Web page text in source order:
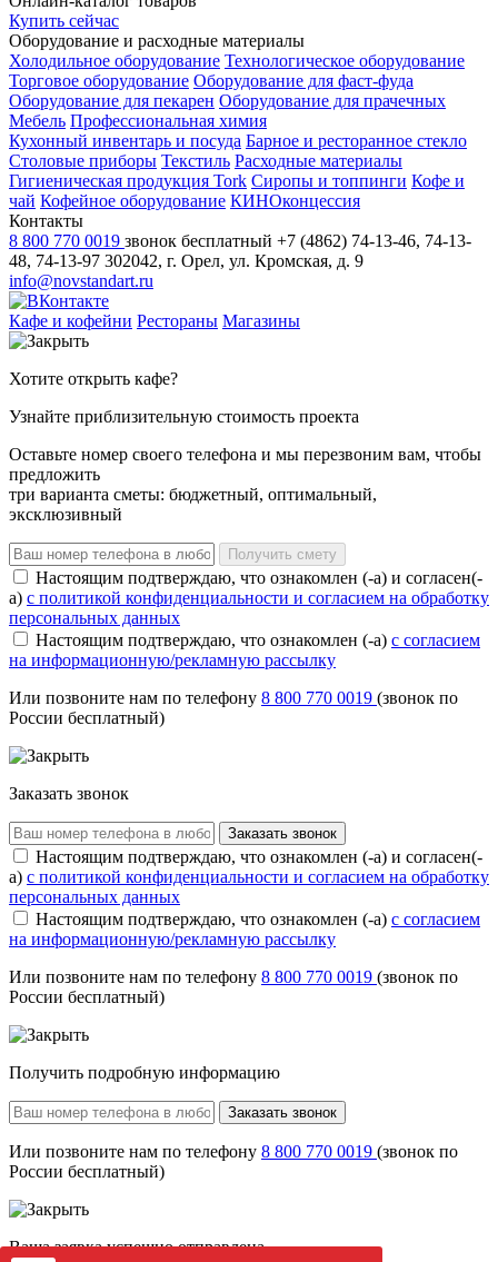
Купить сейчас
Оборудование и расходные материалы
Холодильное оборудование Технологическое оборудование
Торговое оборудование Оборудование для фаст-фуда
Оборудование для пекарен Оборудование для прачечных
Мебель Профессиональная химия
Кухонный инвентарь и посуда Барное и ресторанное стекло
Столовые приборы Текстиль Расходные материалы
Гигиеническая продукция Tork Сиропы и топпинги Кофе и
чай Кофейное оборудование КИНОконцессия
Контакты
8 800 770 0019 звонок бесплатный +7 (4862) 74-13-46, 74-13-
48, 74-13-97 302042, г. Орел, ул. Кромская, д. 9
info@novstandart.ru
Кафе и кофейни Рестораны Магазины
Хотите открыть кафе?
Узнайте приблизительную стоимость проекта
Оставьте номер своего телефона и мы перезвоним вам, чтобы
предложить
три варианта сметы: бюджетный, оптимальный,
эксклюзивный
Получить смету
Настоящим подтверждаю, что ознакомлен (-а) и согласен(-
а) с политикой конфиденциальности и согласием на обработку
персональных данных
Настоящим подтверждаю, что ознакомлен (-а) с согласием
на информационную/рекламную рассылку
Или позвоните нам по телефону 8 800 770 0019 (звонок по
России бесплатный)
Заказать звонок
Заказать звонок
Настоящим подтверждаю, что ознакомлен (-а) и согласен(-
а) с политикой конфиденциальности и согласием на обработку
персональных данных
Настоящим подтверждаю, что ознакомлен (-а) с согласием
на информационную/рекламную рассылку
Или позвоните нам по телефону 8 800 770 0019 (звонок по
России бесплатный)
Получить подробную информацию
Заказать звонок
Или позвоните нам по телефону 8 800 770 0019 (звонок по
России бесплатный)
Ваша заявка успешно отправлена